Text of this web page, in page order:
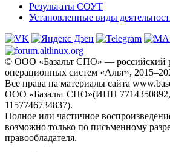
Результаты СОУТ
Установленные виды
© ООО «Базальт СПО» — российский
операционных систем «Альт»,
Все права на материалы сайта
ООО «Базальт СПО»(ИНН
1157746734837).
Полное или частичное
возможно только по письменному
правообладателя.